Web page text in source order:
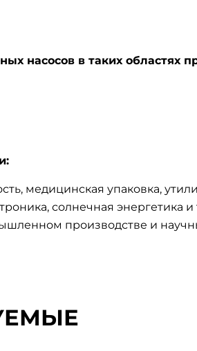
насосов в таких областях
медицинская упаковка,
солнечная энергетика и
производстве и